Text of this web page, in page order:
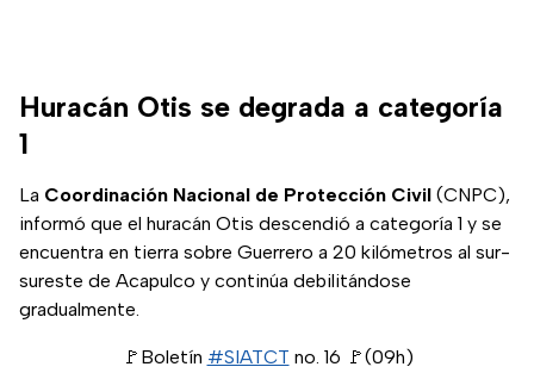
Huracán Otis se degrada a categoría
1
La Coordinación Nacional de Protección Civil (CNPC),
informó que el huracán Otis descendió a categoría 1 y se
encuentra en tierra sobre Guerrero a 20 kilómetros al sur-
sureste de Acapulco y continúa debilitándose
gradualmente.
🚩Boletín #SIATCT no. 16 🚩(09h)